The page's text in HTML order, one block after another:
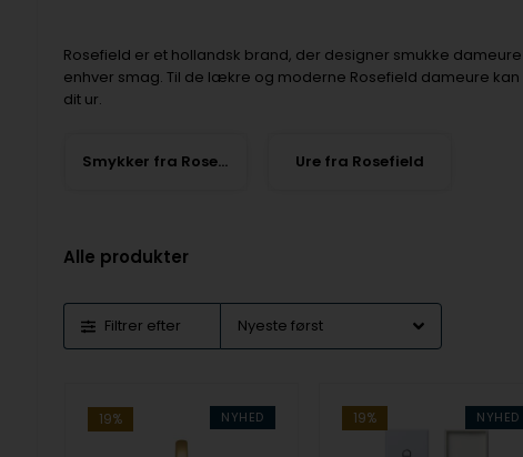
Rosefield er et hollandsk brand, der designer smukke
enhver smag. Til de lækre og moderne Rosefield dameure
dit ur.
Smykker fra Rosefield Ure fra Rosefield
Alle produkter
Filtrer efter
NYHED
19% NYHED
19%